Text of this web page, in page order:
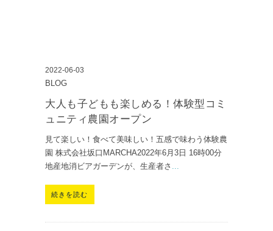
2022-06-03
BLOG
大人も子どもも楽しめる！体験型コミ
ュニティ農園オープン
見て楽しい！食べて美味しい！五感で味わう体験農
園 株式会社坂口MARCHA2022年6月3日 16時00分
地産地消ビアガーデンが、生産者さ ...
続きを読む